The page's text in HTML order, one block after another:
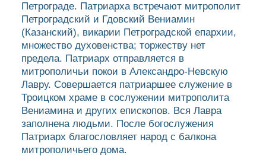
Петрограде. Патриарха встречают митрополит
Петроградский и Гдовский Вениамин
(Казанский), викарии Петроградской епархии,
множество духовенства; торжеству нет
предела. Патриарх отправляется в
митрополичьи покои в Александро-Невскую
Лавру. Совершается патриаршее служение в
Троицком храме в сослужении митрополита
Вениамина и других епископов. Вся Лавра
заполнена людьми. После богослужения
Патриарх благословляет народ с балкона
митрополичьего дома.